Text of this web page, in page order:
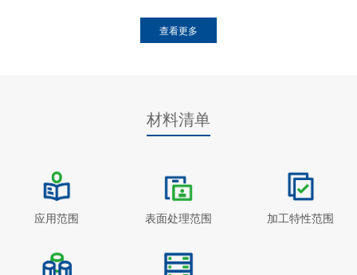
查看更多
材料清单
应用范围 表面处理范围 加工特性范围